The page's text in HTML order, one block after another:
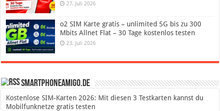
27. Juli 2026
o2 SIM Karte gratis – unlimited 5G bis zu 300
Mbits Allnet Flat – 30 Tage kostenlos testen
23. Juli 2026
SmartphoneAmigo.de
Kostenlose SIM-Karten 2026: Mit diesen 3 Testkarten kannst du
Mobilfunknetze gratis testen